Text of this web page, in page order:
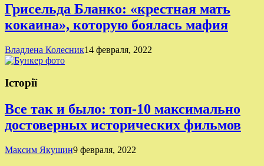
Грисельда Бланко: «крестная мать
кокаина», которую боялась мафия
Владлена Колесник14 февраля, 2022
Історії
Все так и было: топ-10 максимально
достоверных исторических фильмов
Максим Якушин9 февраля, 2022